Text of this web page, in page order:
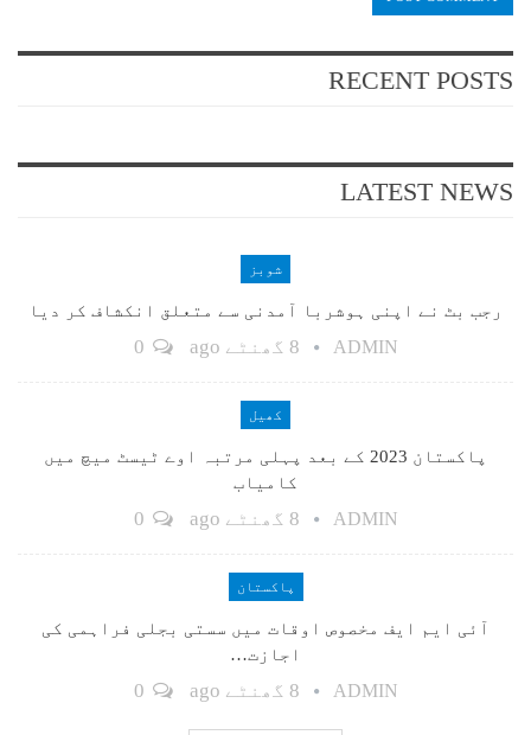
RECENT POSTS
LATEST NEWS
شوبز
رجب بٹ نے اپنی ہوشربا آمدنی سے متعلق انکشاف کر دیا
ADMIN 8 گھنٹے ago
کھیل
پاکستان 2023 کے بعد پہلی مرتبہ اوے ٹیسٹ میچ میں
کامیاب
ADMIN 8 گھنٹے ago
پاکستان
آئی ایم ایف مخصوص اوقات میں سستی بجلی فراہمی کی
اجازت…
ADMIN 8 گھنٹے ago